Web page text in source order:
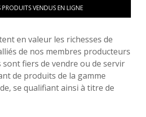
PRODUITS VENDUS EN LIGNE
en valeur les richesses de
de nos membres producteurs
fiers de vendre ou de servir
de produits de la gamme
se qualifiant ainsi à titre de